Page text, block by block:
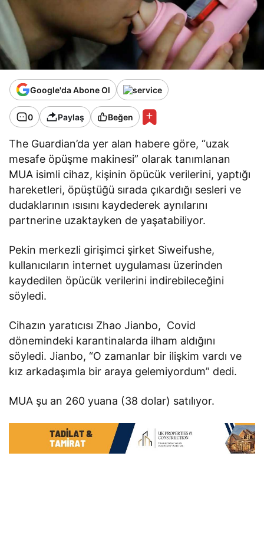
Google'da Abone Ol
0 Paylaş Beğen
The Guardian’da yer alan habere göre, “uzak
mesafe öpüşme makinesi” olarak tanımlanan
MUA isimli cihaz, kişinin öpücük verilerini, yaptığı
hareketleri, öpüştüğü sırada çıkardığı sesleri ve
dudaklarının ısısını kaydederek aynılarını
partnerine uzaktayken de yaşatabiliyor.
Pekin merkezli girişimci şirket Siweifushe,
kullanıcıların internet uygulaması üzerinden
kaydedilen öpücük verilerini indirebileceğini
söyledi.
Cihazın yaratıcısı Zhao Jianbo, Covid
dönemindeki karantinalarda ilham aldığını
söyledi. Jianbo, “O zamanlar bir ilişkim vardı ve
kız arkadaşımla bir araya gelemiyordum” dedi.
MUA şu an 260 yuana (38 dolar) satılıyor.